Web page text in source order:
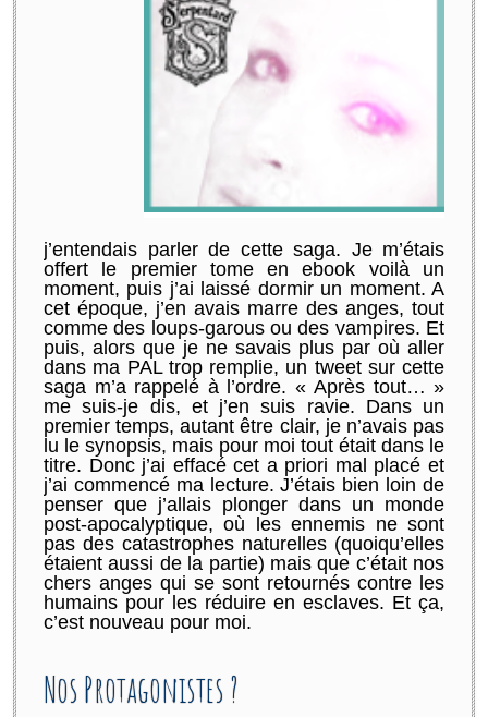
j’entendais parler de cette saga. Je m’étais
offert le premier tome enebook voilà un
moment, puis j’ai laissé dormir un moment. A
cet époque, j’en avais marre des anges, tout
comme des loups-garous ou des vampires. Et
puis, alors que je ne savais plus par où aller
dans ma PAL trop remplie, un tweetsur cette
saga m’a rappelé à l’ordre. « Après tout… »
me suis-je dis, et j’en suis ravie. Dans un
premier temps, autant être clair, je n’avais pas
lu le synopsis, mais pour moi tout était dans le
titre. Donc j’ai effacé cet a priori mal placé et
j’ai commencé ma lecture. J’étais bien loin de
penser que j’allais plonger dans un monde
post-apocalyptique, où les ennemis ne sont
pas des catastrophes naturelles (quoiqu’elles
étaient aussi de la partie) mais que c’était nos
chers anges qui se sont retournés contre les
humains pour les réduire en esclaves. Et ça,
c’est nouveau pour moi.
Nos Protagonistes ?